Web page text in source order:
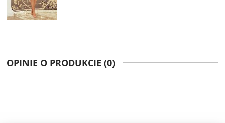
OPINIE O PRODUKCIE (0)